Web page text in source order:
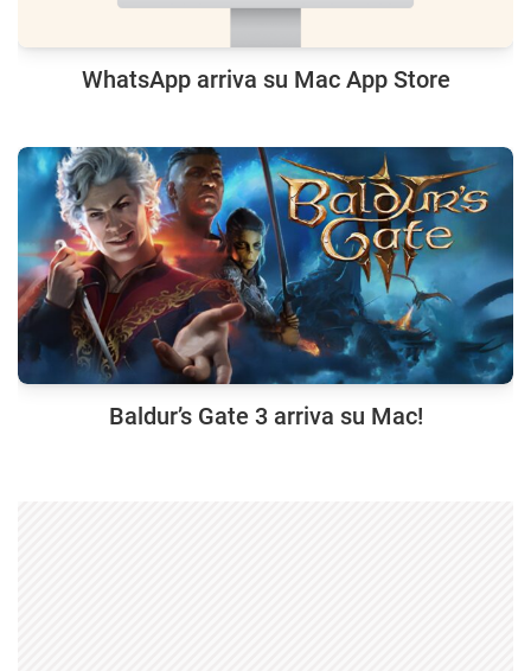
WhatsApp arriva su Mac App Store
Baldur’s Gate 3 arriva su Mac!